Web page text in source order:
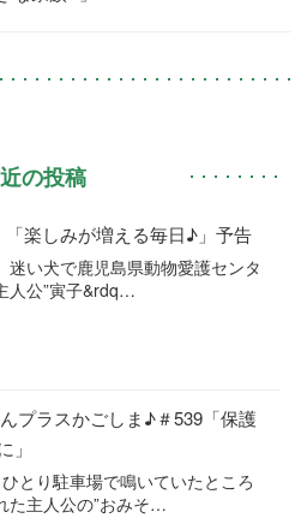
の投稿
楽しみが増える毎日♪」予告
い犬で鹿児島県動物愛護センタ
人公”寅子&rdq…
プラスかごしま♪＃539「保護
」
とり駐車場で鳴いていたところ
た主人公の”おみそ…